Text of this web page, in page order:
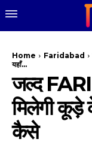
Home Faridabad
यहाँ...
जल्द
मिलेगी कूड़े
कैसे